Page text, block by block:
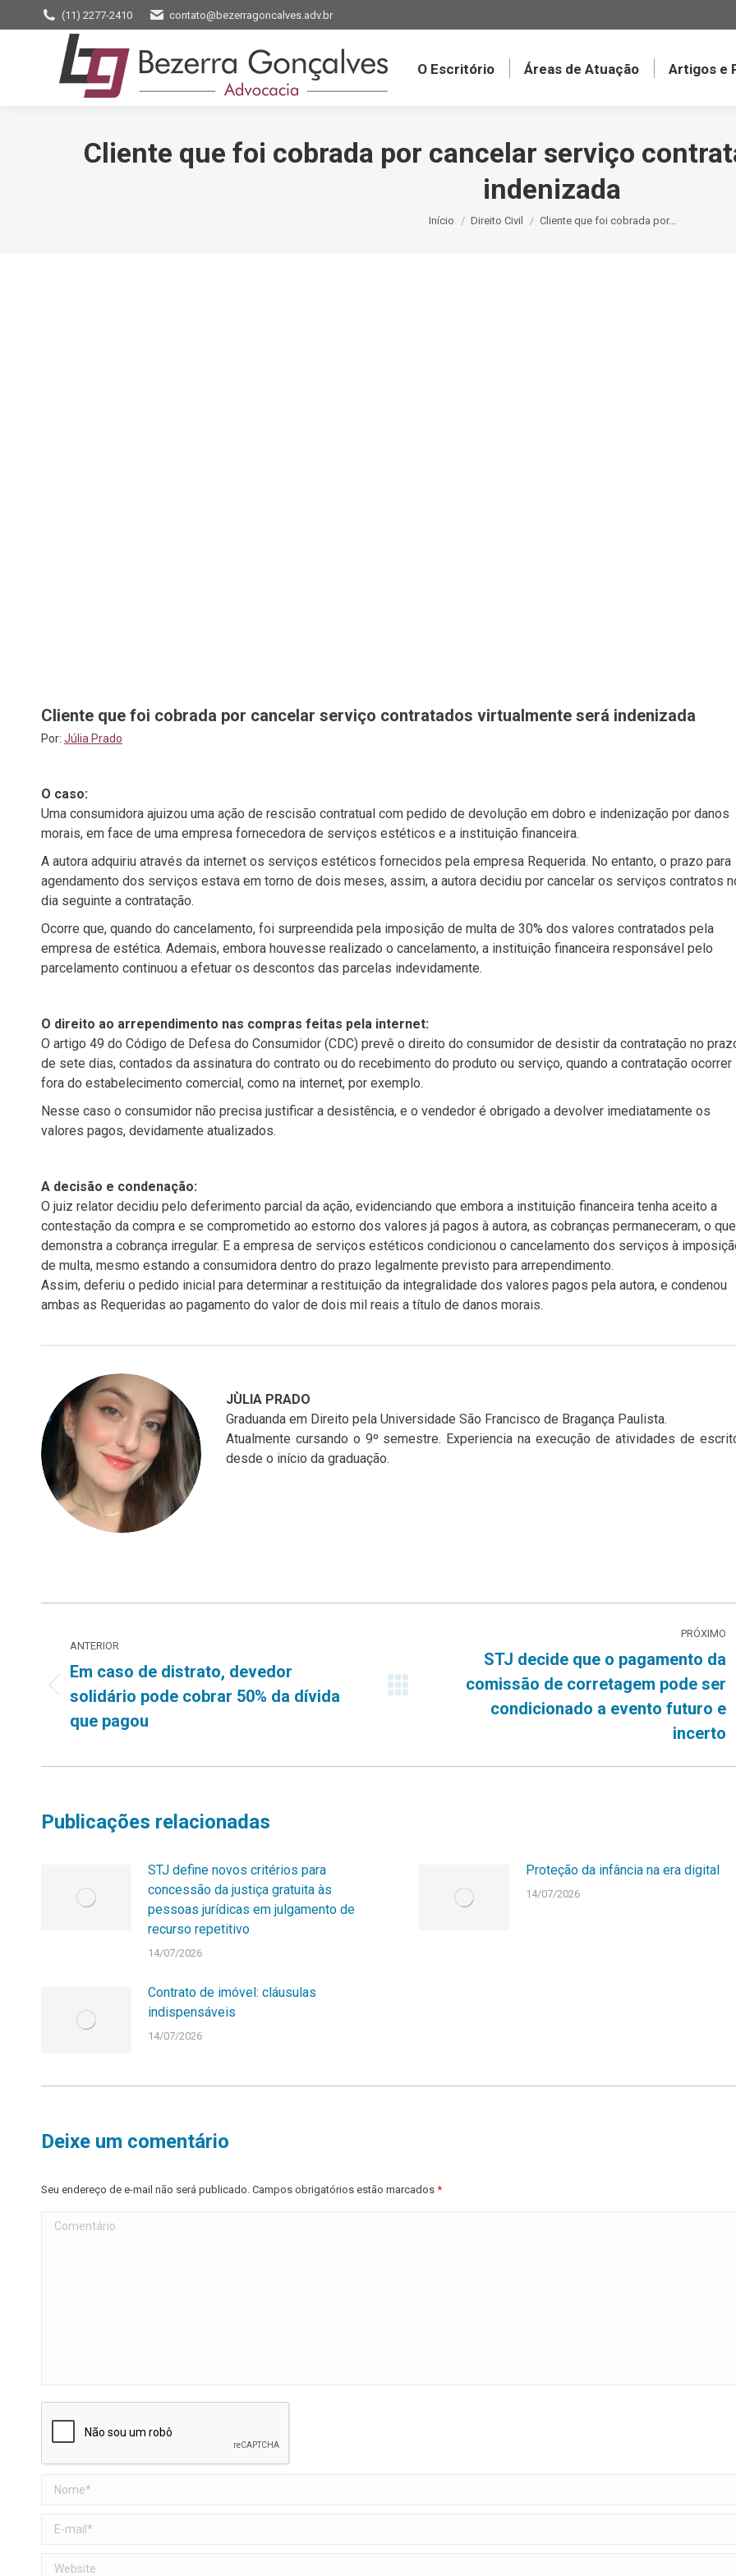
(11) 2277-2410 contato@bezerragoncalves.adv.br
O Escritório Áreas de Atuação Artigos e
Cliente que foi cobrada por cancelar serviço
indenizada
Você está aqui:
Início Direito Civil Cliente que foi cobrada por…
Cliente que foi cobrada por cancelar serviço contratados virtualmente será indenizada
Por: Júlia Prado
O caso:
Uma consumidora ajuizou uma ação de rescisão contratual com pedido de devolução em dobro e indenização por danos
morais, em face de uma empresa fornecedora de serviços estéticos e a instituição financeira.
A autora adquiriu através da internet os serviços estéticos fornecidos pela empresa Requerida. No entanto, o prazo para
agendamento dos serviços estava em torno de dois meses, assim, a autora decidiu por cancelar os serviços contratos
dia seguinte a contratação.
Ocorre que, quando do cancelamento, foi surpreendida pela imposição de multa de 30% dos valores contratados pela
empresa de estética. Ademais, embora houvesse realizado o cancelamento, a instituição financeira responsável pelo
parcelamento continuou a efetuar os descontos das parcelas indevidamente.
O direito ao arrependimento nas compras feitas pela internet:
O artigo 49 do Código de Defesa do Consumidor (CDC) prevê o direito do consumidor de desistir da contratação no
de sete dias, contados da assinatura do contrato ou do recebimento do produto ou serviço, quando a contratação ocorrer
fora do estabelecimento comercial, como na internet, por exemplo.
Nesse caso o consumidor não precisa justificar a desistência, e o vendedor é obrigado a devolver imediatamente os
valores pagos, devidamente atualizados.
A decisão e condenação:
O juiz relator decidiu pelo deferimento parcial da ação, evidenciando que embora a instituição financeira tenha aceito a
contestação da compra e se comprometido ao estorno dos valores já pagos à autora, as cobranças permaneceram, o que
demonstra a cobrança irregular. E a empresa de serviços estéticos condicionou o cancelamento dos serviços à
de multa, mesmo estando a consumidora dentro do prazo legalmente previsto para arrependimento.
Assim, deferiu o pedido inicial para determinar a restituição da integralidade dos valores pagos pela autora, e condenou
ambas as Requeridas ao pagamento do valor de dois mil reais a título de danos morais.
JÙLIA PRADO
Graduanda em Direito pela Universidade São Francisco de Bragança Paulista.
Atualmente cursando o 9º semestre. Experiencia na execução de atividades de
desde o início da graduação.
de
post:
ANTERIOR
Post
Em caso de distrato, devedor
solidário pode cobrar 50% da dívida
que pagou
PRÓXIMO
Próximo
STJ decide que o pagamento da
comissão de corretagem pode ser
condicionado a evento futuro e
incerto
Publicações relacionadas
STJ define novos critérios para
concessão da justiça gratuita às
pessoas jurídicas em julgamento de
recurso repetitivo
14/07/2026
Proteção da infância na era digital
14/07/2026
Contrato de imóvel: cláusulas
indispensáveis
14/07/2026
Deixe um comentário
Seu endereço de e-mail não será publicado. Campos obrigatórios estão marcados *
Comentário
Nome *
E-mail *
Website